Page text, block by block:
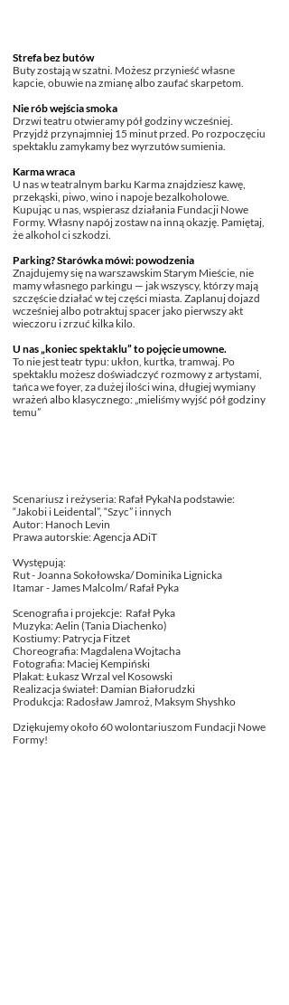
Strefa bez butów
Buty zostają w szatni. Możesz przynieść własne
kapcie, obuwie na zmianę albo zaufać skarpetom.
Nie rób wejścia smoka
Drzwi teatru otwieramy pół godziny wcześniej.
Przyjdź przynajmniej 15 minut przed. Po rozpoczęciu
spektaklu zamykamy bez wyrzutów sumienia.
Karma wraca
U nas w teatralnym barku Karma znajdziesz kawę,
przekąski, piwo, wino i napoje bezalkoholowe.
Kupując u nas, wspierasz działania Fundacji Nowe
Formy. Własny napój zostaw na inną okazję. Pamiętaj,
że alkohol ci szkodzi.
Parking? Starówka mówi: powodzenia
Znajdujemy się na warszawskim Starym Mieście, nie
mamy własnego parkingu — jak wszyscy, którzy mają
szczęście działać w tej części miasta. Zaplanuj dojazd
wcześniej albo potraktuj spacer jako pierwszy akt
wieczoru i zrzuć kilka kilo.
U nas „koniec spektaklu” to pojęcie umowne.
To nie jest teatr typu: ukłon, kurtka, tramwaj. Po
spektaklu możesz doświadczyć rozmowy z artystami,
tańca we foyer, za dużej ilości wina, długiej wymiany
wrażeń albo klasycznego: „mieliśmy wyjść pół godziny
temu”
Scenariusz i reżyseria: Rafał PykaNa podstawie:
“Jakobi i Leidental”, “Szyc” i innych
Autor: Hanoch Levin
Prawa autorskie: Agencja ADiT
Występują:
Rut - Joanna Sokołowska/ Dominika Lignicka
Itamar - James Malcolm/ Rafał Pyka
Scenografia i projekcje: Rafał Pyka
Muzyka: Aelin (Tania Diachenko)
Kostiumy: Patrycja Fitzet
Choreografia: Magdalena Wojtacha
Fotografia: Maciej Kempiński
Plakat: Łukasz Wrzal vel Kosowski
Realizacja świateł: Damian Białorudzki
Produkcja: Radosław Jamroż, Maksym Shyshko​
Dziękujemy około 60 wolontariuszom Fundacji Nowe
Formy!